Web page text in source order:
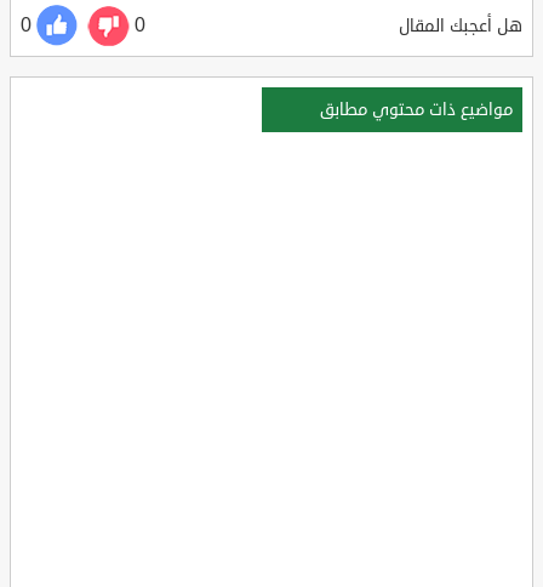
هل أعجبك المقال 0
0
مواضيع ذات محتوي مطابق